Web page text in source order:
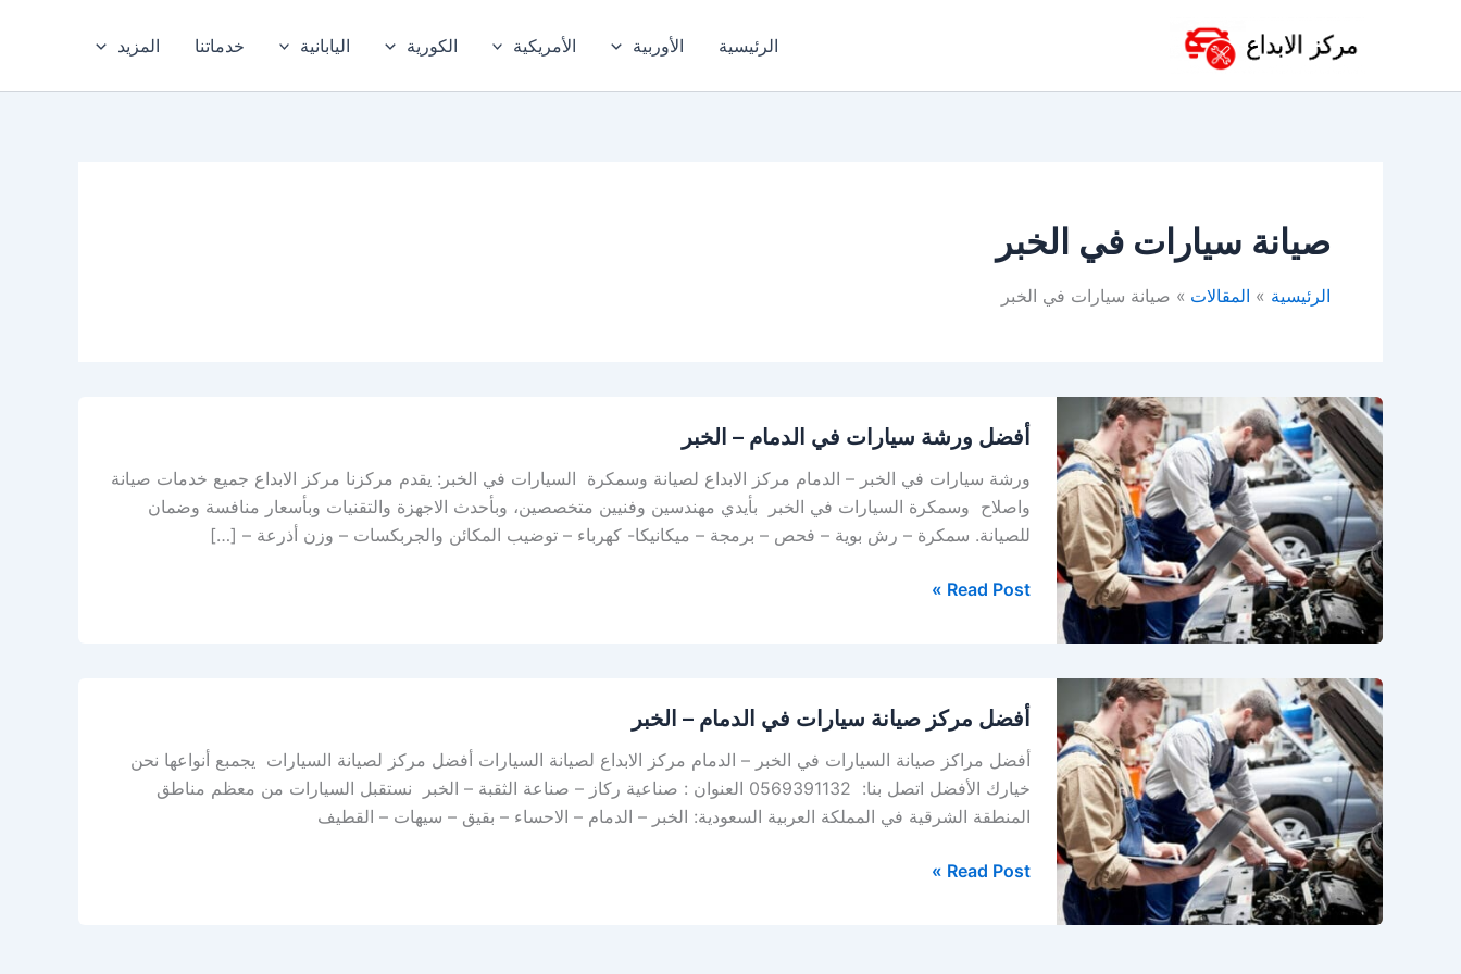
الرئيسية الأوربية الأمريكية الكورية اليابانية خدماتنا المزيد
صيانة سيارات في الخبر
الرئيسية المقالات صيانة سيارات في الخبر
أفضل ورشة سيارات في الدمام – الخبر
ورشة سيارات في الخبر – الدمام مركز الابداع لصيانة وسمكرة السيارات في الخبر: يقدم مركزنا مركز الابداع جميع خدمات صيانة
واصلاح وسمكرة السيارات في الخبر بأيدي مهندسين وفنيين متخصصين، وبأحدث الاجهزة والتقنيات وبأسعار منافسة وضمان
للصيانة. سمكرة – رش بوية – فحص – برمجة – ميكانيكا- كهرباء – توضيب المكائن والجربكسات – وزن أذرعة – […]
ورشة
في
الدمام
الخبر
Read Post »
أفضل مركز صيانة سيارات في الدمام – الخبر
أفضل مراكز صيانة السيارات في الخبر – الدمام مركز الابداع لصيانة السيارات أفضل مركز لصيانة السيارات يجمبع أنواعها نحن
خيارك الأفضل اتصل بنا: 0569391132 العنوان : صناعية ركاز – صناعة الثقبة – الخبر نستقبل السيارات من معظم مناطق
المنطقة الشرقية في المملكة العربية السعودية: الخبر – الدمام – الاحساء – بقيق – سيهات – القطيف
مركز
صيانة
سيارات
في
–
Read Post »